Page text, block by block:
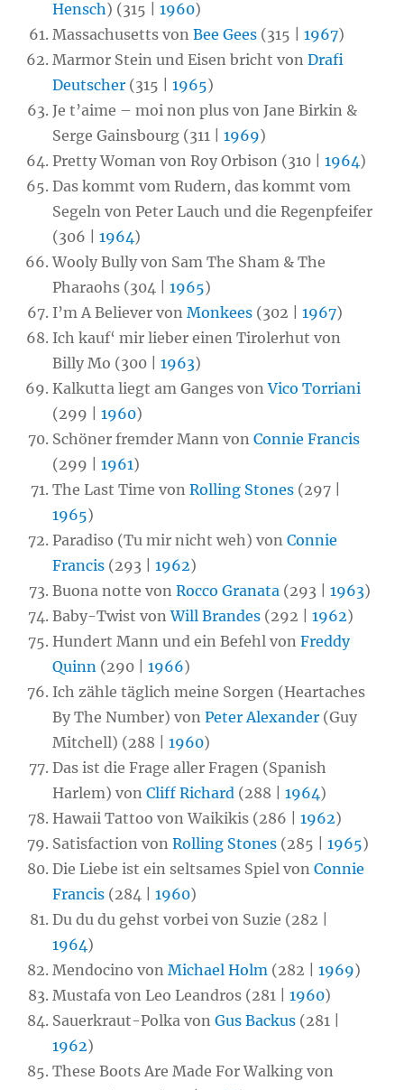
Hensch) (315 |1960)
Massachusetts vonBee Gees (315 |1967)
Marmor Stein und Eisen bricht vonDrafi
Deutscher (315 |1965)
Je t’aime – moi non plus von Jane Birkin &
Serge Gainsbourg (311 |1969)
Pretty Woman von Roy Orbison (310 |1964)
Das kommt vom Rudern, das kommt vom
Segeln von Peter Lauch und die Regenpfeifer
(306 |1964)
Wooly Bully von Sam The Sham & The
Pharaohs (304 |1965)
I’m A Believer vonMonkees (302 |1967)
Ich kauf‘ mir lieber einen Tirolerhut von
Billy Mo (300 |1963)
Kalkutta liegt am Ganges vonVico Torriani
(299 |1960)
Schöner fremder Mann vonConnie Francis
(299 |1961)
The Last Time vonRolling Stones (297 |
1965)
Paradiso (Tu mir nicht weh) vonConnie
Francis (293 |1962)
Buona notte vonRocco Granata (293 |1963)
Baby-Twist vonWill Brandes (292 |1962)
Hundert Mann und ein Befehl vonFreddy
Quinn (290 |1966)
Ich zähle täglich meine Sorgen (Heartaches
By The Number) vonPeter Alexander (Guy
Mitchell) (288 |1960)
Das ist die Frage aller Fragen (Spanish
Harlem) vonCliff Richard (288 |1964)
Hawaii Tattoo von Waikikis (286 |1962)
Satisfaction vonRolling Stones (285 |1965)
Die Liebe ist ein seltsames Spiel vonConnie
Francis (284 |1960)
Du du du gehst vorbei von Suzie (282 |
1964)
Mendocino vonMichael Holm (282 |1969)
Mustafa von Leo Leandros (281 |1960)
Sauerkraut-Polka vonGus Backus (281 |
1962)
These Boots Are Made For Walking von